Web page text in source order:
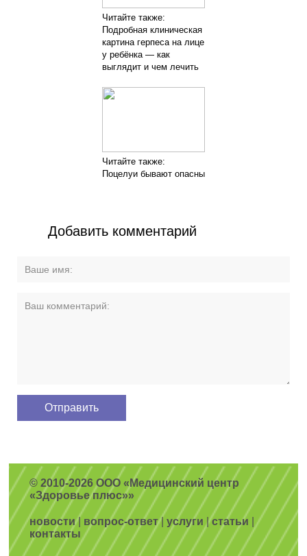
Читайте также:
Подробная клиническая
картина герпеса на лице
у ребёнка — как
выглядит и чем лечить
Читайте также:
Поцелуи бывают опасны
Добавить комментарий
© 2010-2026 ООО «Медицинский центр
«Здоровье плюс»»
новости| вопрос-ответ|услуги |статьи
контакты